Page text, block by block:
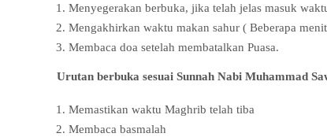
Menyegerakan berbuka, jika telah jelas masuk
Mengakhirkan waktu makan sahur ( Beberapa
Membaca doa setelah membatalkan Puasa.
Urutan berbuka sesuai Sunnah Nabi Muhammad
Memastikan waktu Maghrib telah tiba
Membaca basmalah